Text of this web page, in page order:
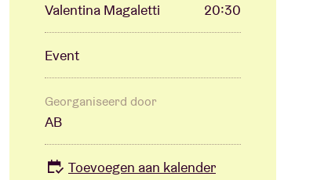
Valentina Magaletti
20:30
Event
Georganiseerd door
AB
Toevoegen aan kalender